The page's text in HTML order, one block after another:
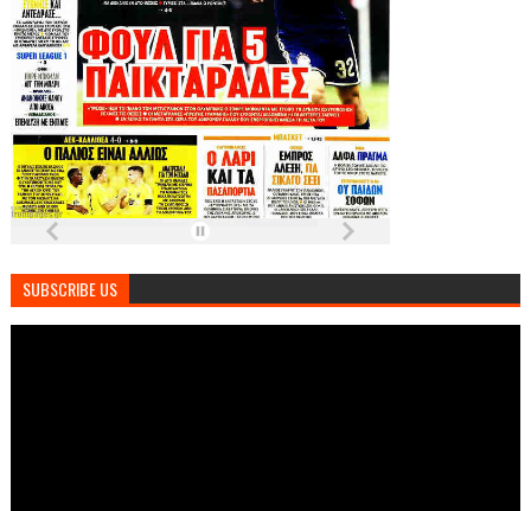
SUBSCRIBE US